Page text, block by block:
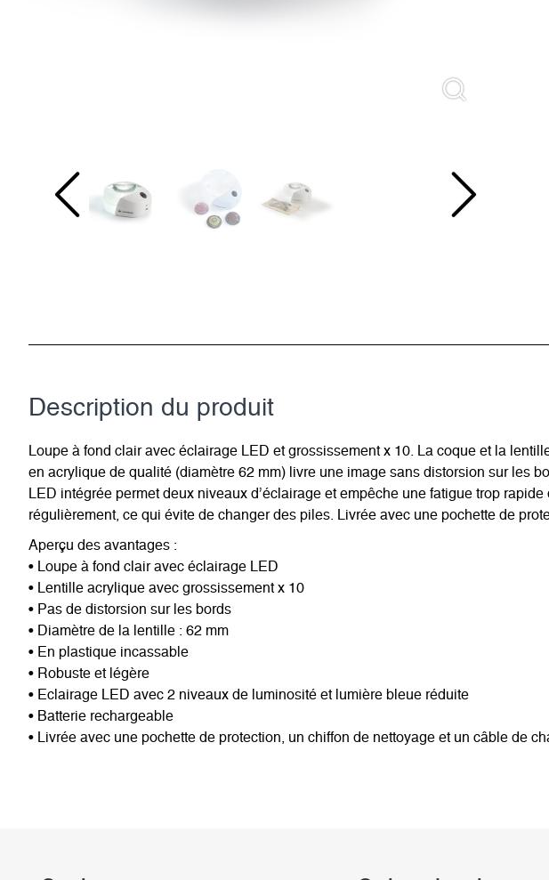
Description du­ produit
Loupe à fond clair avec éclairage LED et grossissement x 10. La coque et la
en acrylique de qualité (diamètre 62 mm) livre une image sans distorsion sur les
LED intégrée permet deux niveaux d’éclairage et empêche une fatigue trop
régulièrement, ce qui évite de changer des piles. Livrée avec une pochette de
Aperçu des avantages :
• Loupe à fond clair avec éclairage LED
• Lentille acrylique avec grossissement x 10
• Pas de distorsion sur les bords
• Diamètre de la lentille : 62 mm
• En plastique incassable
• Robuste et légère
• Eclairage LED avec 2 niveaux de luminosité et lumière bleue réduite
• Batterie rechargeable
• Livrée avec une pochette de protection, un chiffon de nettoyage et un câble de